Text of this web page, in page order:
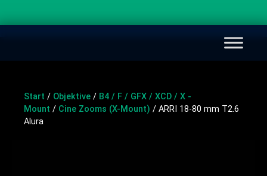
Start / Objektive / B4 / F / GFX / XCD / X -
Mount / Cine Zooms (X-Mount) / ARRI 18-80 mm T2.6
Alura